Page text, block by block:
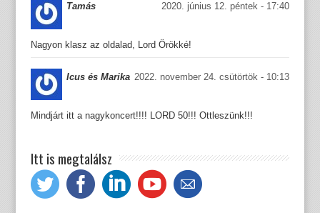
Tamás 2020. június 12. péntek - 17:40
Nagyon klasz az oldalad, Lord Örökké!
Icus és Marika 2022. november 24. csütörtök - 10:13
Mindjárt itt a nagykoncert!!!! LORD 50!!! Ottleszünk!!!
Itt is megtalálsz